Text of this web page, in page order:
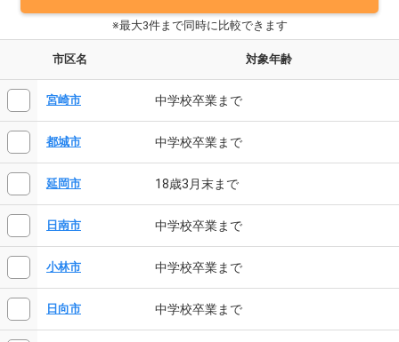
※最大3件まで同時に比較できます
市区名 対象年齢
宮崎市 中学校卒業まで
都城市 中学校卒業まで
延岡市 18歳3月末まで
日南市 中学校卒業まで
小林市 中学校卒業まで
日向市 中学校卒業まで